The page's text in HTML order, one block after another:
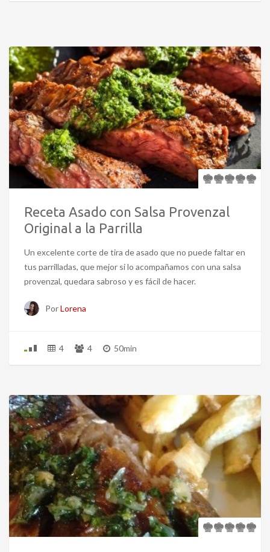
Receta Asado con Salsa Provenzal
Original a la Parrilla
Un excelente corte de tira de asado que no puede faltar en
tus parrilladas, que mejor si lo acompañamos con una salsa
provenzal, quedara sabroso y es fácil de hacer.
PorLorena
4 4 50min